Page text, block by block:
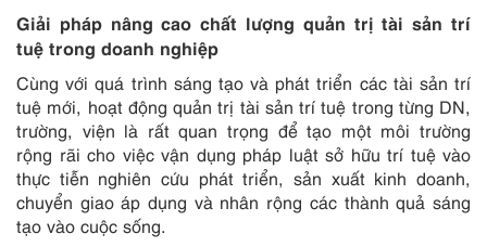
Giải pháp nâng cao chất lượng quản trị tài sản trí
tuệ trong doanh nghiệp
Cùng với quá trình sáng tạo và phát triển các tài sản trí
tuệ mới, hoạt động quản trị tài sản trí tuệ trong từng DN,
trường, viện là rất quan trọng để tạo một môi trường
rộng rãi cho việc vận dụng pháp luật sở hữu trí tuệ vào
thực tiễn nghiên cứu phát triển, sản xuất kinh doanh,
chuyển giao áp dụng và nhân rộng các thành quả sáng
tạo vào cuộc sống.